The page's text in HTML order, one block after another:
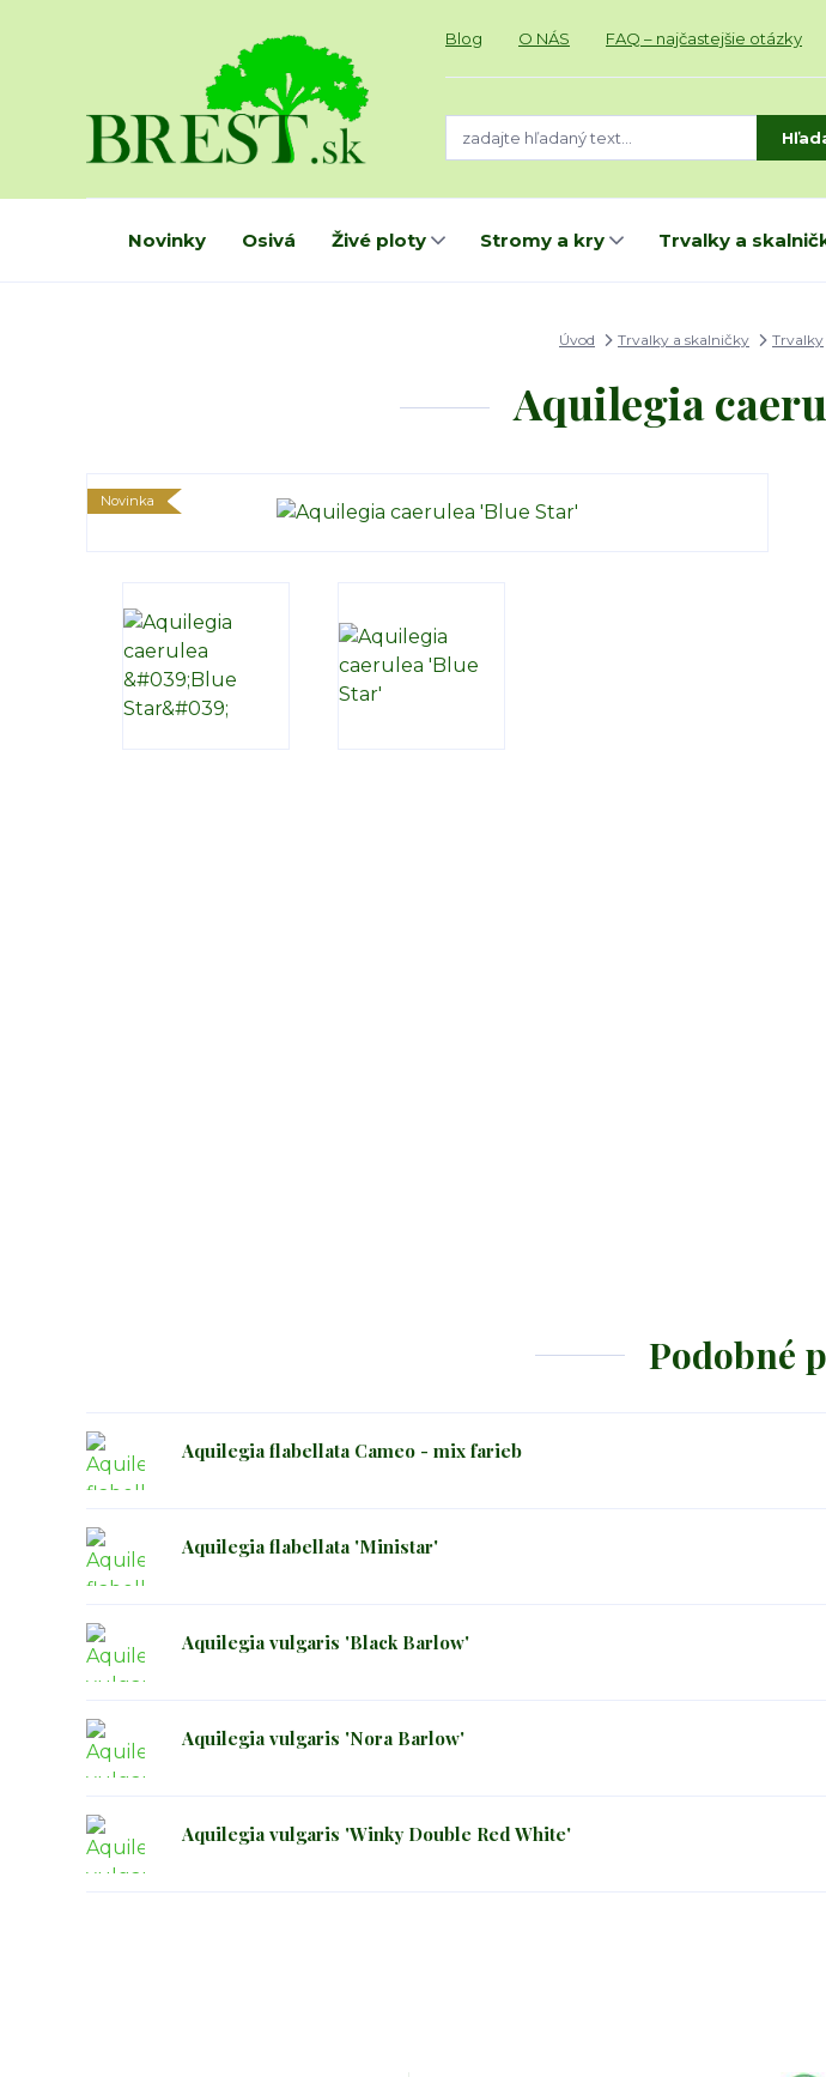
Blog O NÁS FAQ – najčastejšie otázky
Novinky Osivá Živé ploty Stromy a kry Trvalky a
Úvod Trvalky a skalničky Trvalky
Aquilegia
Novinka
Podobné
Aquilegia flabellata Cameo - mix farieb
Aquilegia flabellata 'Ministar'
Aquilegia vulgaris 'Black Barlow'
Aquilegia vulgaris 'Nora Barlow'
Aquilegia vulgaris 'Winky Double Red White'